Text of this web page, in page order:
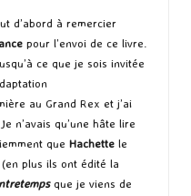
d’abord à remercier
pour l’envoi de ce livre.
ce que je sois invitée
au Grand Rex et j’ai
n’avais qu’une hâte lire
que Hachette le
plus ils ont édité la
que je viens de